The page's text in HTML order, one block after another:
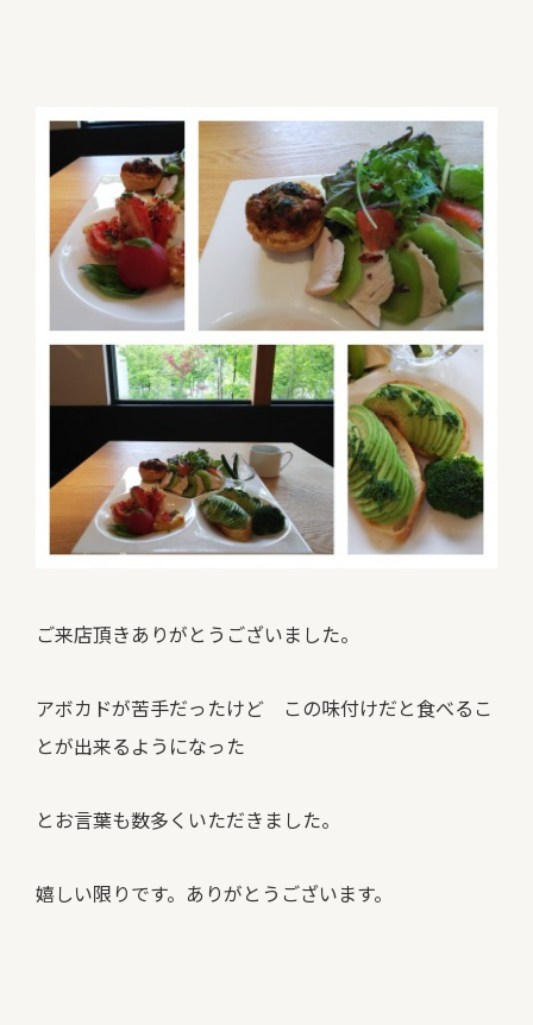
ご来店頂きありがとうございました。
アボカドが苦手だったけど この味付けだと食べるこ
とが出来るようになった
とお言葉も数多くいただきました。
嬉しい限りです。ありがとうございます。